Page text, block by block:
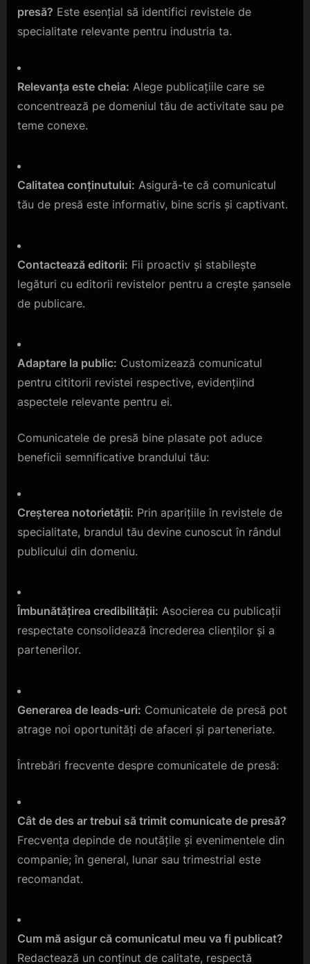
presă? Este esențial să identifici revistele de
specialitate relevante pentru industria ta.
Relevanța este cheia: Alege publicațiile care se
concentrează pe domeniul tău de activitate sau pe
teme conexe.
Calitatea conținutului: Asigură-te că comunicatul
tău de presă este informativ, bine scris și captivant.
Contactează editorii: Fii proactiv și stabilește
legături cu editorii revistelor pentru a crește șansele
de publicare.
Adaptare la public: Customizează comunicatul
pentru cititorii revistei respective, evidențiind
aspectele relevante pentru ei.
Comunicatele de presă bine plasate pot aduce
beneficii semnificative brandului tău:
Creșterea notorietății: Prin aparițiile în revistele de
specialitate, brandul tău devine cunoscut în rândul
publicului din domeniu.
Îmbunătățirea credibilității: Asocierea cu publicații
respectate consolidează încrederea clienților și a
partenerilor.
Generarea de leads-uri: Comunicatele de presă pot
atrage noi oportunități de afaceri și parteneriate.
Întrebări frecvente despre comunicatele de presă:
Cât de des ar trebui să trimit comunicate de presă?
Frecvența depinde de noutățile și evenimentele din
companie; în general, lunar sau trimestrial este
recomandat.
Cum mă asigur că comunicatul meu va fi publicat?
Redactează un conținut de calitate, respectă